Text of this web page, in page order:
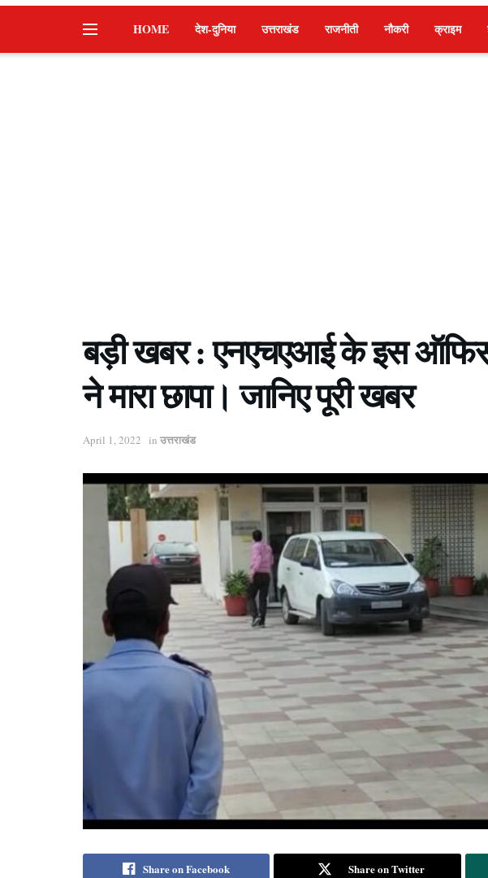
HOME देश-दुनिया उत्तराखंड राजनीती नौकरी क्राइम
बड़ी खबर : एनएचएआई के इस
ने मारा छापा। जानिए पूरी खबर
April 1, 2022 in उत्तराखंड
Share on Facebook Share on Twitter